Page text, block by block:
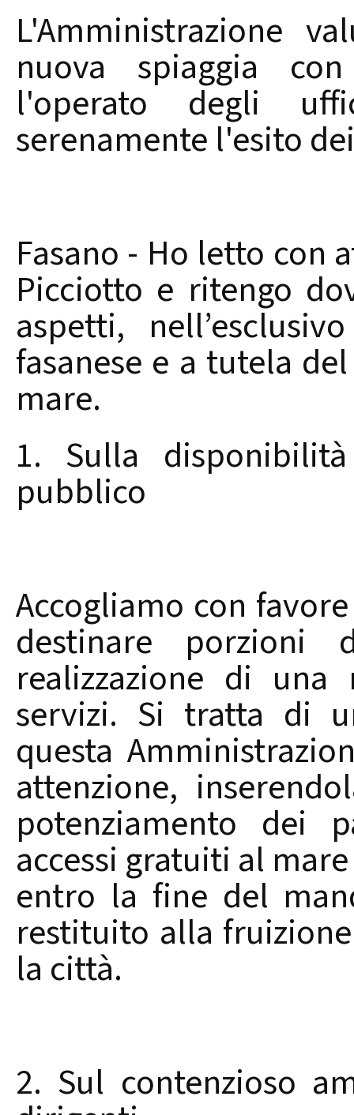
L'Amministrazione
nuova spiaggia
l'operato degli
serenamente l'esito
Fasano - Ho letto con
Picciotto e ritengo
aspetti,
fasanese e a tutela
mare.
1. Sulla
pubblico
Accogliamo con
destinare
realizzazione di
servizi. Si tratta di
questa
attenzione,
potenziamento dei
accessi gratuiti al
entro la fine del
restituito alla
la città.
2. Sul contenzioso